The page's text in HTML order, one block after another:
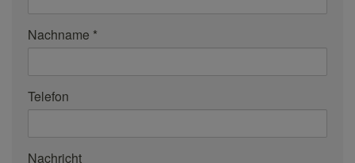
Nachname
Telefon
Nachricht